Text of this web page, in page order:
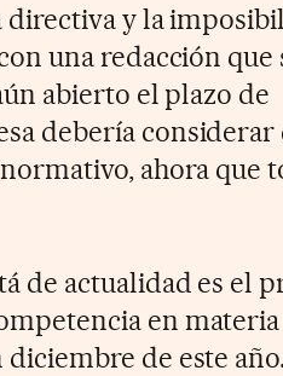
directiva y la
una redacción que
abierto el plazo de
debería considerar
ahora que
de actualidad es el
en
de este